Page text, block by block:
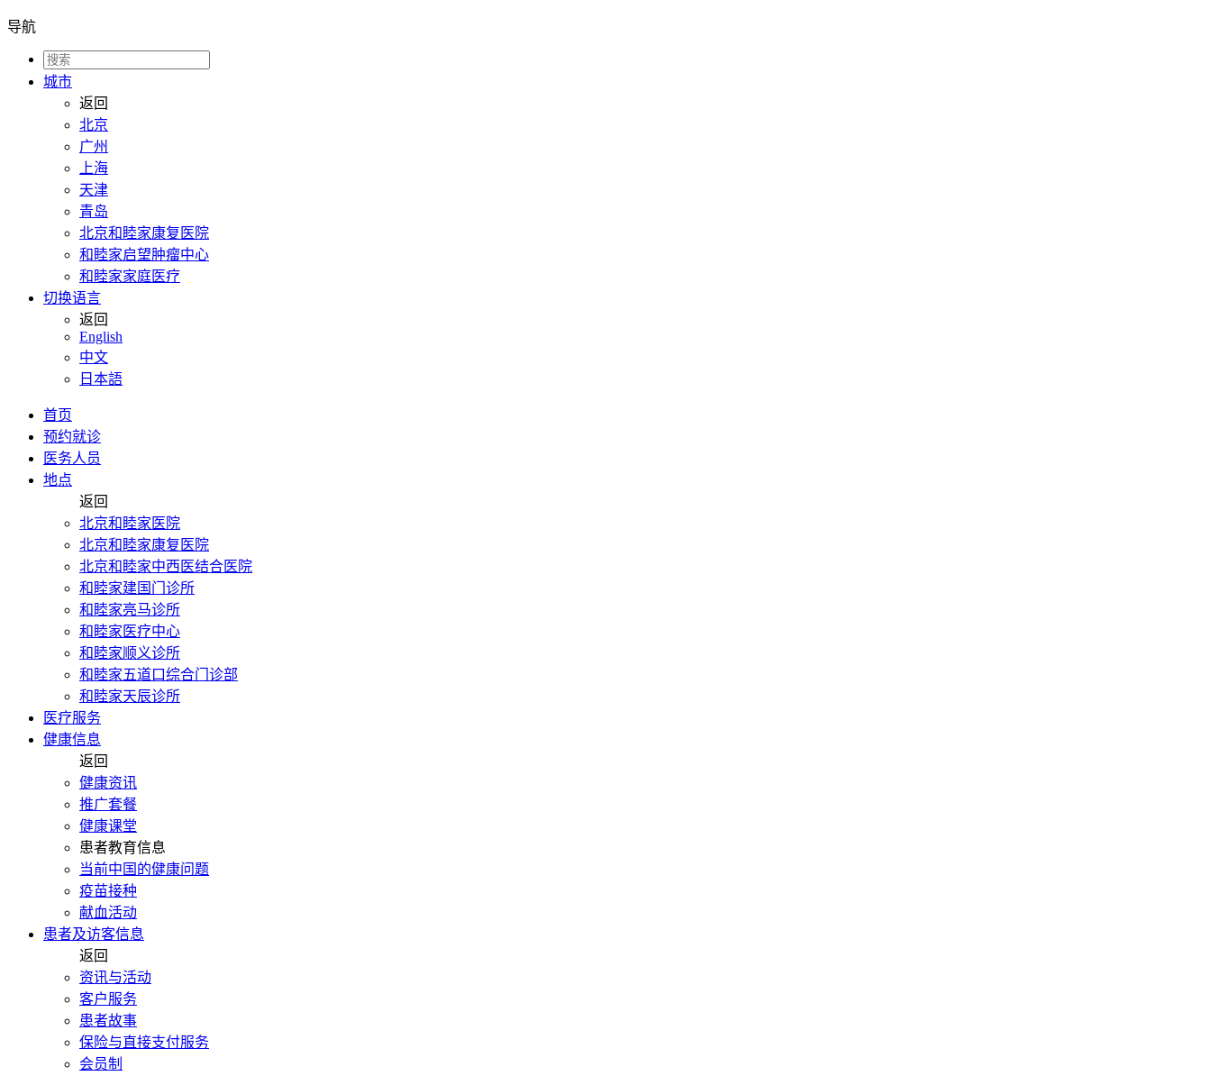
导航
城市
返回
北京
广州
上海
天津
青岛
北京和睦家康复医院
和睦家启望肿瘤中心
和睦家家庭医疗
切换语言
返回
English
中文
日本語
首页
预约就诊
医务人员
地点
返回
北京和睦家医院
北京和睦家康复医院
北京和睦家中西医结合医院
和睦家建国门诊所
和睦家亮马诊所
和睦家医疗中心
和睦家顺义诊所
和睦家五道口综合门诊部
和睦家天辰诊所
医疗服务
健康信息
返回
健康资讯
推广套餐
健康课堂
患者教育信息
当前中国的健康问题
疫苗接种
献血活动
患者及访客信息
返回
资讯与活动
客户服务
患者故事
保险与直接支付服务
会员制